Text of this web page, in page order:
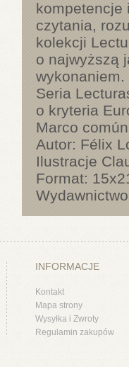
kompetencje
czytania,
kolekcji
o najwyższą
wykonaniem.
Seria
o kryteria
Marco
Autor: Félix
Ilustracje
Format:
INFORMACJE
Kontakt
Mapa strony
Wysyłka i Zwroty
Regulamin zakupów